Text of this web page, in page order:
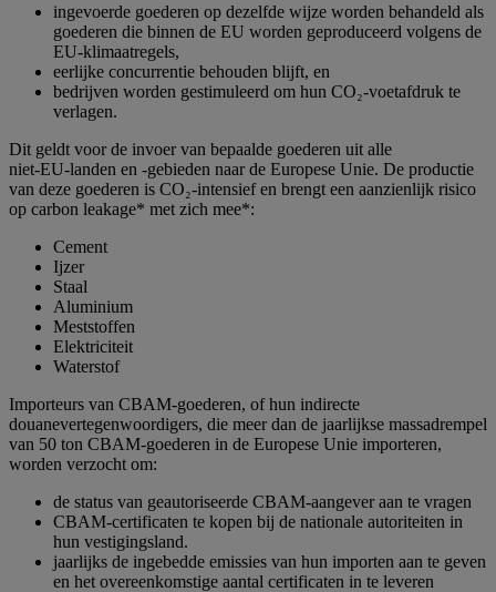
ingevoerde goederen op dezelfde wijze worden behandeld als
goederen die binnen de EU worden geproduceerd volgens de
EU‑klimaatregels,
eerlijke concurrentie behouden blijft, en
bedrijven worden gestimuleerd om hun CO₂‑voetafdruk te
verlagen.
Dit geldt voor de invoer van bepaalde goederen uit alle
niet‑EU‑landen en ‑gebieden naar de Europese Unie. De productie
van deze goederen is CO₂‑intensief en brengt een aanzienlijk risico
op carbon leakage* met zich mee*:
Cement
Ijzer
Staal
Aluminium
Meststoffen
Elektriciteit
Waterstof
Importeurs van CBAM‑goederen, of hun indirecte
douanevertegenwoordigers, die meer dan de jaarlijkse massadrempel
van 50 ton CBAM‑goederen in de Europese Unie importeren,
worden verzocht om:
de status van geautoriseerde CBAM‑aangever aan te vragen
CBAM‑certificaten te kopen bij de nationale autoriteiten in
hun vestigingsland.
jaarlijks de ingebedde emissies van hun importen aan te geven
en het overeenkomstige aantal certificaten in te leveren